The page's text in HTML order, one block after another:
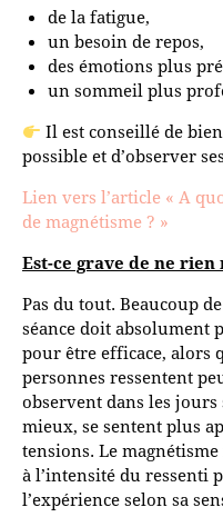
de la fatigue,
un besoin de repos,
des émotions plus
un sommeil plus
Il est conseillé de
possible et d’observer
Lien vers l’article « A
de magnétisme ? »
Est-ce grave de ne rien
Pas du tout. Beaucoup
séance doit absolument
pour être efficace, alors
personnes ressentent
observent dans les
mieux, se sentent plus
tensions. Le
à l’intensité du ressenti
l’expérience selon sa